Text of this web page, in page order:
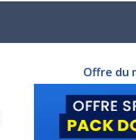
Offre du